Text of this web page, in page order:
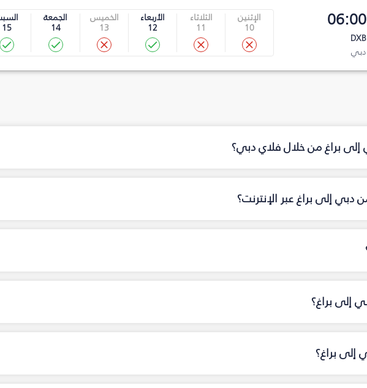
06:00
DXB
دبي
الإثنين
10
الثلاثاء
11
الأربعاء
12
الخميس
13
الجمعة
14
15
إلى براغ من خلال فلاي دبي؟
إلى براغ عبر الإنترنت؟
إلى براغ؟
إلى براغ؟